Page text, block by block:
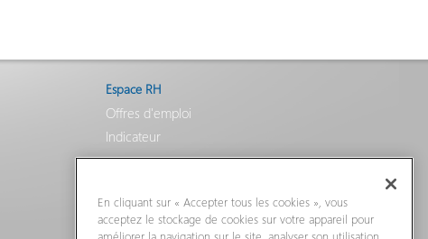
Espace RH
Offres d'emploi
Indicateur
En cliquant sur « Accepter tous les cookies », vous
acceptez le stockage de cookies sur votre appareil pour